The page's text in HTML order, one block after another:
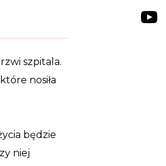
szpitala.
nosiła
będzie
niej